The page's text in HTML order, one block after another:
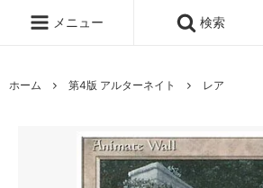
メニュー 検索
ホーム 第4版 アルターネイト レア